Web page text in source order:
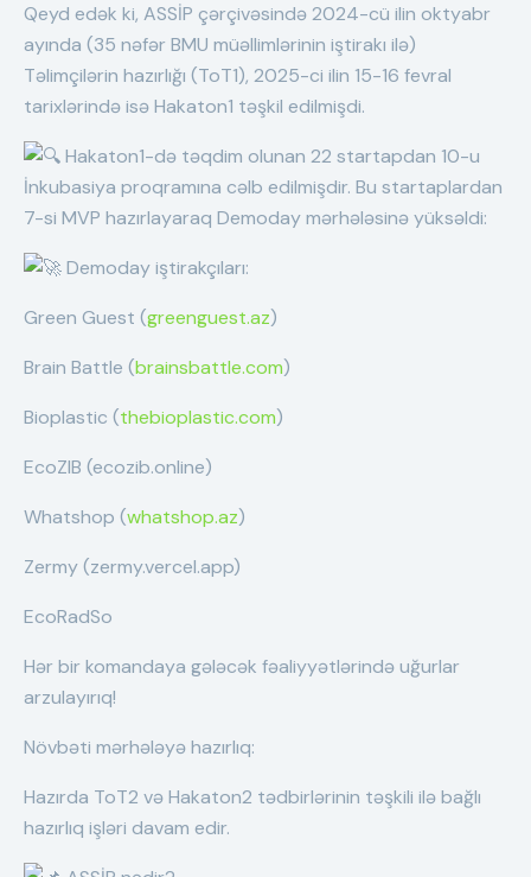
Qeyd edək ki, ASSİP çərçivəsində 2024-cü ilin oktyabr
ayında (35 nəfər BMU müəllimlərinin iştirakı ilə)
Təlimçilərin hazırlığı (ToT1), 2025-ci ilin 15-16 fevral
tarixlərində isə Hakaton1 təşkil edilmişdi.
Hakaton1-də təqdim olunan 22 startapdan 10-u
İnkubasiya proqramına cəlb edilmişdir. Bu startaplardan
7-si MVP hazırlayaraq Demoday mərhələsinə yüksəldi:
Demoday iştirakçıları:
Green Guest (greenguest.az)
Brain Battle (brainsbattle.com)
Bioplastic (thebioplastic.com)
EcoZIB (ecozib.online)
Whatshop (whatshop.az)
Zermy (zermy.vercel.app)
EcoRadSo
Hər bir komandaya gələcək fəaliyyətlərində uğurlar
arzulayırıq!
Növbəti mərhələyə hazırlıq:
Hazırda ToT2 və Hakaton2 tədbirlərinin təşkili ilə bağlı
hazırlıq işləri davam edir.